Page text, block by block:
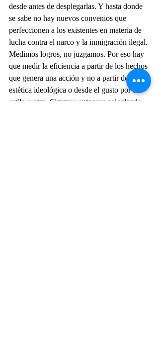
desde antes de desplegarlas. Y hasta donde
se sabe no hay nuevos convenios que
perfeccionen a los existentes en materia de
lucha contra el narco y la inmigración ilegal.
Medimos logros, no juzgamos. Por eso hay
que medir la eficiencia a partir de los hechos
que genera una acción y no a partir de una
estética ideológica o desde el gusto por un
estilo u otro. Sigamos entonces calculando